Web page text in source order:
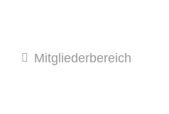
Mitgliederbereich